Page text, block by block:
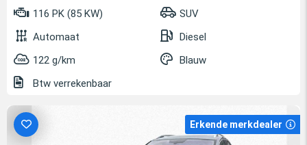
116 PK (85 KW)
SUV
Automaat
Diesel
122 g/km
Blauw
Btw verrekenbaar
Erkende merkdealer